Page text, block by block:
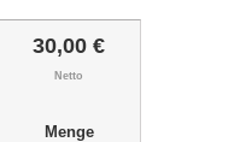
30,00 €
Netto
Menge